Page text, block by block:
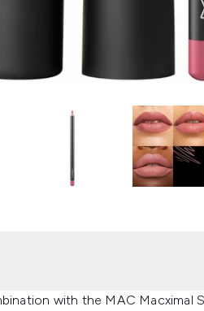
with the MAC Macximal